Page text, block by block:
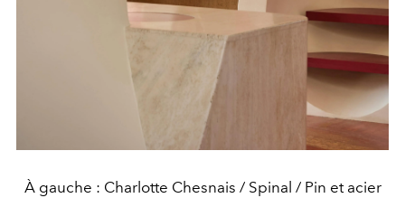
À gauche : Charlotte Chesnais / Spinal / Pin et acier